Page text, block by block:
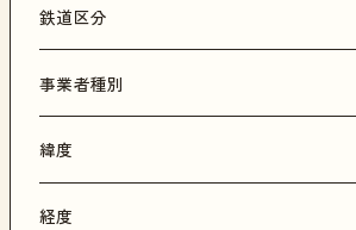
鉄道区分
事業者種別
緯度
経度